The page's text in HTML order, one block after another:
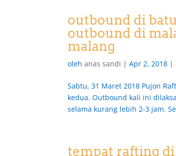
outbound di
outbound di
malang
olehanas sandi |Apr 2, 2018 |
Sabtu, 31 Maret 2018 Pujon
kedua. Outbound kali ini
selama kurang lebih 2-3 jam.
tempat rafting